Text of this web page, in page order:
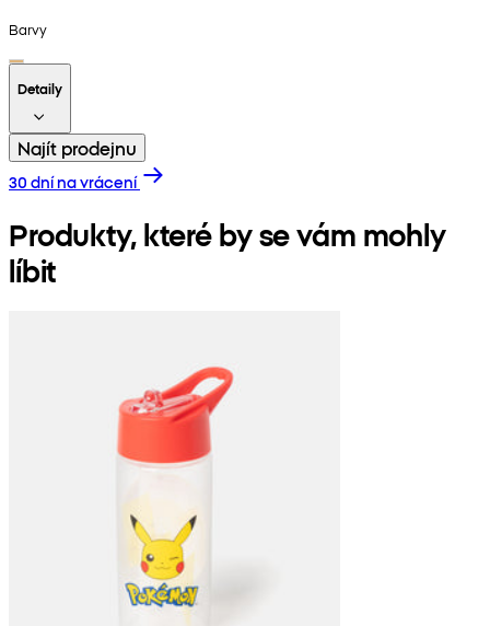
Barvy
Detaily
Najít prodejnu
30 dní na vrácení
Produkty, které by se vám mohly
líbit